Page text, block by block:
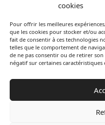
cookies
Pour offrir les meilleures
que les cookies pour stocker et/ou
fait de consentir à ces technologies
telles que le comportement de
de ne pas consentir ou de retirer
négatif sur certaines caractéristiques
Comment choisir le
votre charpente ?
My